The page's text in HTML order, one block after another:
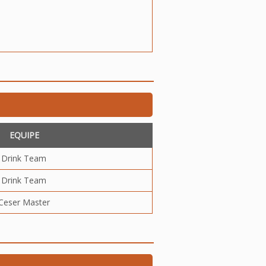
EQUIPE
Drink Team
Drink Team
Master